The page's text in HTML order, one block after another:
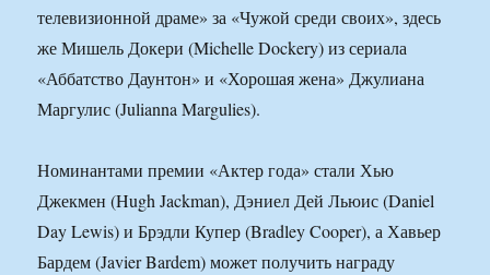
телевизионной драме» за «Чужой среди своих», здесь
же Мишель Докери (Michelle Dockery) из сериала
«Аббатство Даунтон» и «Хорошая жена» Джулиана
Маргулис (Julianna Margulies).
Номинантами премии «Актер года» стали Хью
Джекмен (Hugh Jackman), Дэниел Дей Льюис (Daniel
Day Lewis) и Брэдли Купер (Bradley Cooper), а Хавьер
Бардем (Javier Bardem) может получить награду